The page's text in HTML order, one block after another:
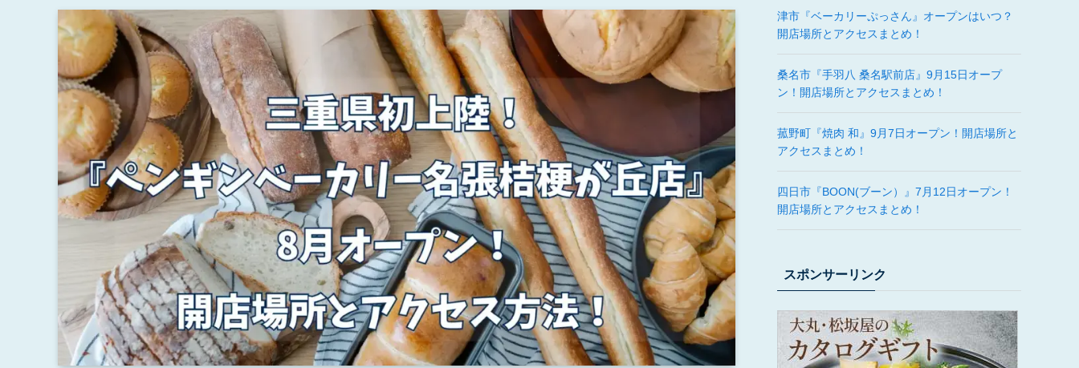
津市『ベーカリーぷっさん』オープンはいつ？
開店場所とアクセスまとめ！
桑名市『手羽八 桑名駅前店』9月15日オープ
ン！開店場所とアクセスまとめ！
菰野町『焼肉 和』9月7日オープン！開店場所と
アクセスまとめ！
四日市『BOON(ブーン）』7月12日オープン！
開店場所とアクセスまとめ！
スポンサーリンク